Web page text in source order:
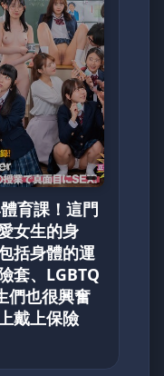
育課！這門
女生的身
括身體的運
套、LGBTQ
們也很興奮
戴上保險